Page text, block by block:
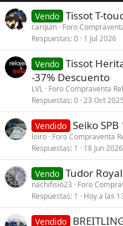
Vendo Tissot T-
carquin Foro
Respuestas 0 1 Jul 2026
Vendo Tissot
-37% Descuento
LVL Foro Compraventa
Respuestas 0 23 Oct 2025
Vendido Seiko SPB
loiro Foro Compraventa
Respuestas 1 18 Jun 2026
Vendo Tudor
nachifisio23
Foro
Respuestas 1 Hoy a las
Vendido